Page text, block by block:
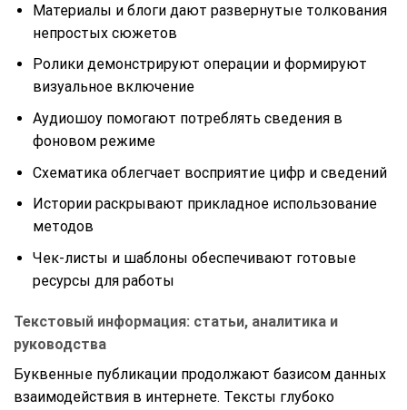
Материалы и блоги дают развернутые толкования
непростых сюжетов
Ролики демонстрируют операции и формируют
визуальное включение
Аудиошоу помогают потреблять сведения в
фоновом режиме
Схематика облегчает восприятие цифр и сведений
Истории раскрывают прикладное использование
методов
Чек-листы и шаблоны обеспечивают готовые
ресурсы для работы
Текстовый информация: статьи, аналитика и
руководства
Буквенные публикации продолжают базисом данных
взаимодействия в интернете. Тексты глубоко